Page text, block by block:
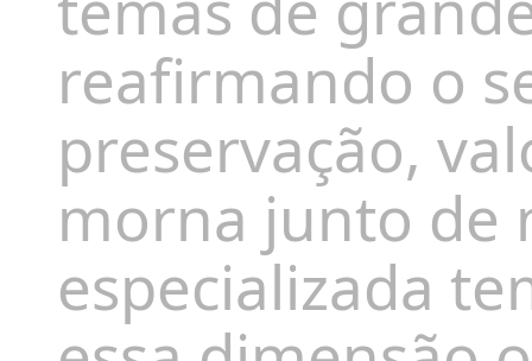
reafirmando o
preservação,
morna junto de
especializada